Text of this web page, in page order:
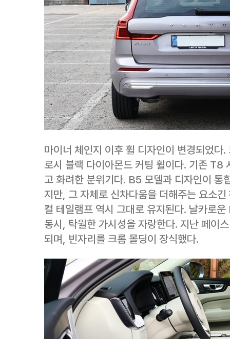
마이너 체인지 이후 휠 디자인이 변경되었
로시 블랙 다이아몬드 커팅 휠이다. 기존 T8
고 화려한 분위기다. B5 모델과 디자인이 통
지만, 그 자체로 신차다움을 더해주는 요소
컬 테일램프 역시 그대로 유지된다. 날카로
동시, 탁월한 가시성을 자랑한다. 지난 페이
되며, 빈자리를 크롬 몰딩이 장식했다.